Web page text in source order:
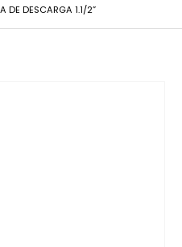
DE DESCARGA 1.1/2”